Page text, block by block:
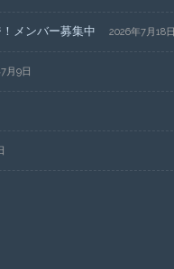
メンバー募集中 2026年7月18日
月9日